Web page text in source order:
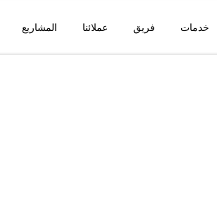
خدمات فريق عملائنا المشاريع